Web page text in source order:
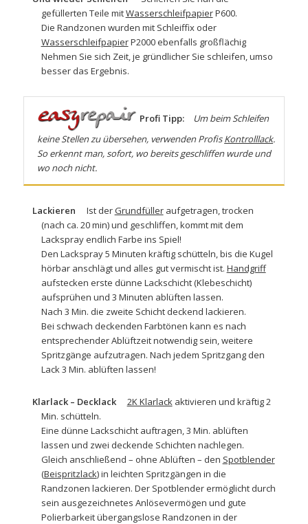
gefüllerten Teile mitWasserschleifpapierP600.
Die Randzonen wurden mit Schleiffixoder
WasserschleifpapierP2000 ebenfalls großflächig
Nehmen Sie sich Zeit, je gründlicher Sie schleifen, umso
besser das Ergebnis.
Profi Tipp:
Um beim Schleifen
keine Stellen zu übersehen, verwenden ProfisKontrolllack.
So erkennt man, sofort, wo bereits geschliffen wurde und
wo noch nicht.
Lackieren Ist derGrundfülleraufgetragen, trocken
(nach ca. 20 min) und geschliffen, kommt mit dem
Lacksprayendlich Farbe ins Spiel!
Den Lackspray 5 Minuten kräftig schütteln, bis die Kugel
hörbar anschlägt und alles gut vermischt ist. Handgriff
aufstecken erste dünne Lackschicht (Klebeschicht)
aufsprühen und 3 Minuten ablüften lassen.
Nach 3 Min. die zweite Schicht deckend lackieren.
Bei schwach deckenden Farbtönen kann es nach
entsprechender Ablüftzeit notwendig sein, weitere
Spritzgänge aufzutragen. Nach jedem Spritzgang den
Lack 3 Min. ablüften lassen!
Klarlack – Decklack 2K Klarlackaktivieren und kräftig 2
Min. schütteln.
Eine dünne Lackschicht auftragen, 3 Min. ablüften
lassen und zwei deckende Schichten nachlegen.
Gleich anschließend – ohne Ablüften – den Spotblender
(Beispritzlack) in leichten Spritzgängen in die
Randzonen lackieren. Der Spotblender ermöglicht durch
sein ausgezeichnetes Anlösevermögen und gute
Polierbarkeit übergangslose Randzonen in der